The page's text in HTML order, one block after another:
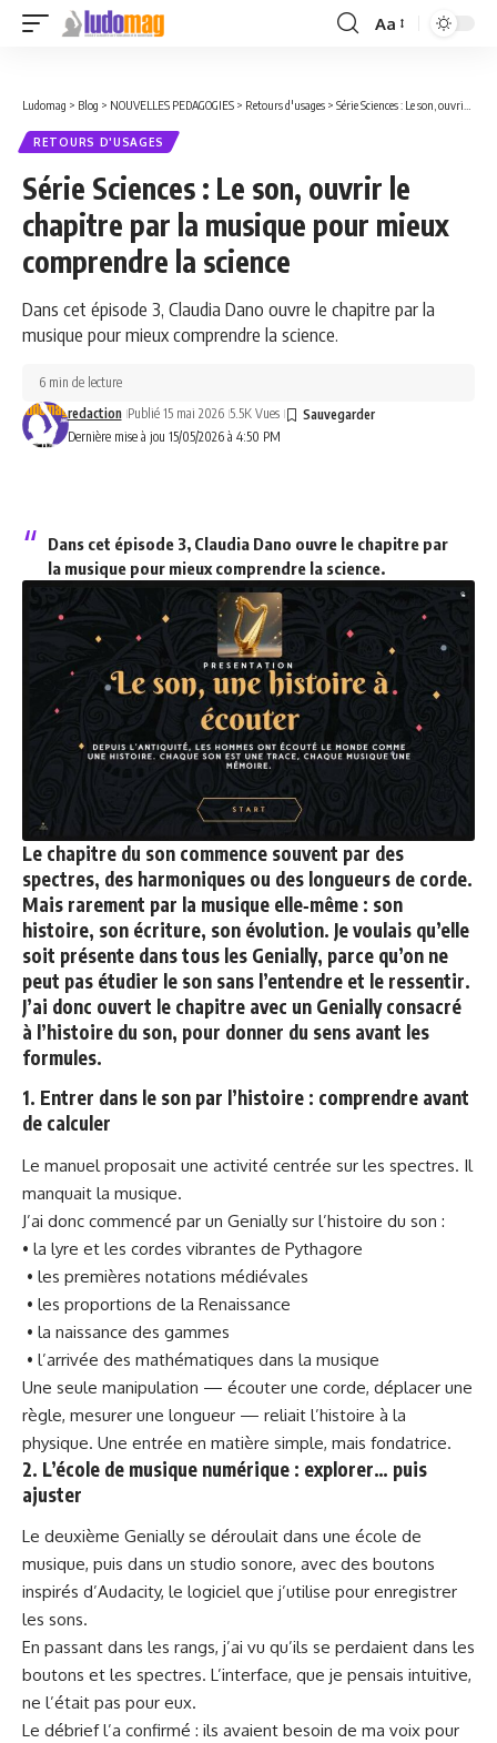
Font
Aa
Ludomag > Blog > NOUVELLES PEDAGOGIES > Retours d'usages > Série Sciences : Le son, ouvrir le chapitre par la musique pour mieux comprendre la science
RETOURS D'USAGES
Série Sciences : Le son, ouvrir le
chapitre par la musique pour mieux
comprendre la science
Dans cet épisode 3, Claudia Dano ouvre le chapitre par la
musique pour mieux comprendre la science.
Dernière mise à jou 15/05/2026 à 4:50 PM
redaction Publié 15 mai 2026 5.5K Vues
6 min de lecture
Dans cet épisode 3, Claudia Dano ouvre le chapitre par
la musique pour mieux comprendre la science.
Le chapitre du son commence souvent par des
spectres, des harmoniques ou des longueurs de corde.
Mais rarement par la musique elle‑même : son
histoire, son écriture, son évolution. Je voulais qu’elle
soit présente dans tous les Genially, parce qu’on ne
peut pas étudier le son sans l’entendre et le ressentir.
J’ai donc ouvert le chapitre avec un Genially consacré
à l’histoire du son, pour donner du sens avant les
formules.
1. Entrer dans le son par l’histoire : comprendre avant
de calculer
Le manuel proposait une activité centrée sur les spectres. Il
manquait la musique.
J’ai donc commencé par un Genially sur l’histoire du son :
• la lyre et les cordes vibrantes de Pythagore
• les premières notations médiévales
• les proportions de la Renaissance
• la naissance des gammes
• l’arrivée des mathématiques dans la musique
Une seule manipulation — écouter une corde, déplacer une
règle, mesurer une longueur — reliait l’histoire à la
physique. Une entrée en matière simple, mais fondatrice.
2. L’école de musique numérique : explorer… puis
ajuster
Le deuxième Genially se déroulait dans une école de
musique, puis dans un studio sonore, avec des boutons
inspirés d’Audacity, le logiciel que j’utilise pour enregistrer
les sons.
En passant dans les rangs, j’ai vu qu’ils se perdaient dans les
boutons et les spectres. L’interface, que je pensais intuitive,
ne l’était pas pour eux.
Le débrief l’a confirmé : ils avaient besoin de ma voix pour